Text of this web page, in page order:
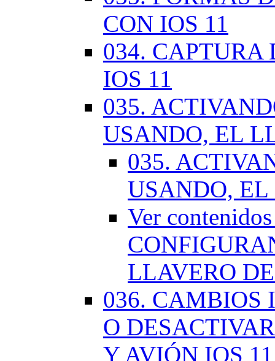
CON IOS 11
034. CAPTURA
IOS 11
035.
USANDO, EL
035.
USANDO,
Ver
LLAVERO
036. CAMBIOS
O
Y AVIÓN IOS 11